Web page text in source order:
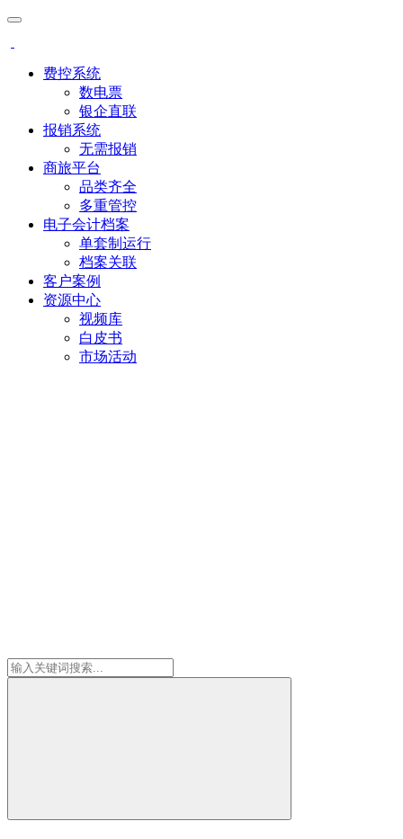
费控系统
数电票
银企直联
报销系统
无需报销
商旅平台
品类齐全
多重管控
电子会计档案
单套制运行
档案关联
客户案例
资源中心
视频库
白皮书
市场活动